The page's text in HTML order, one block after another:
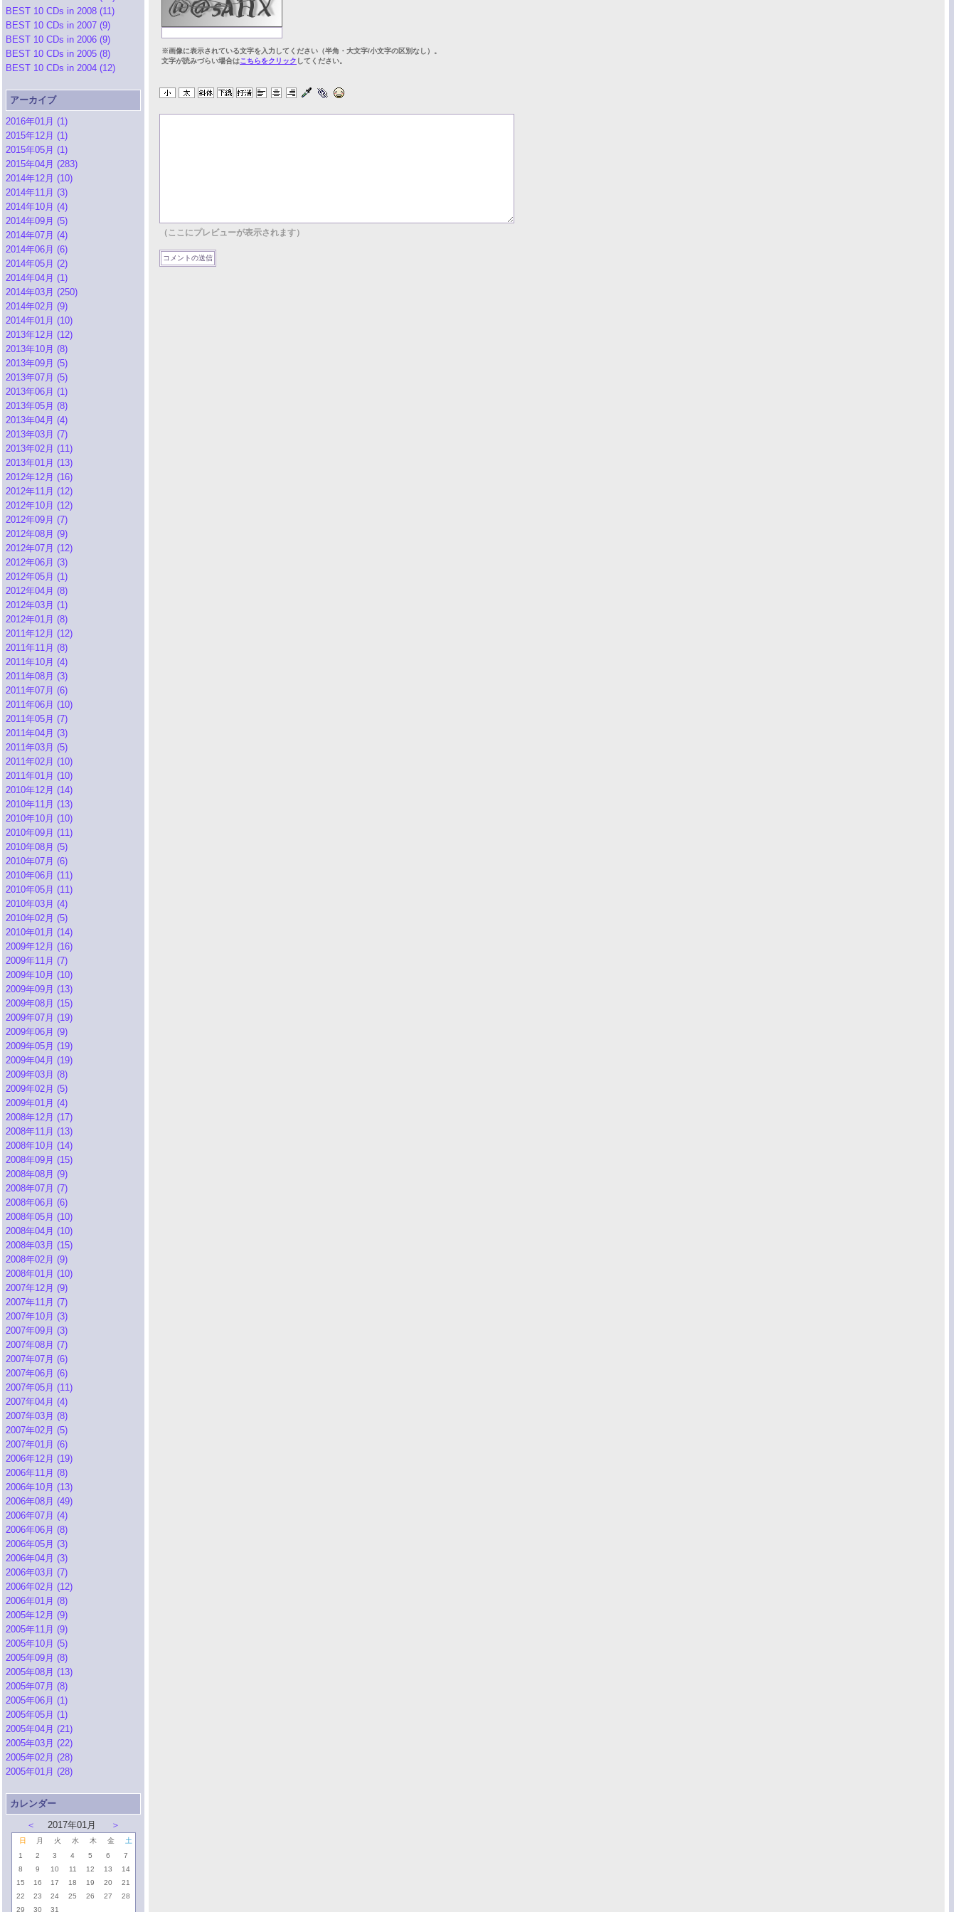
BEST 10 CDs in 2008 (11)
BEST 10 CDs in 2007 (9)
BEST 10 CDs in 2006 (9)
BEST 10 CDs in 2005 (8)
BEST 10 CDs in 2004 (12)
アーカイブ
2016年01月 (1)
2015年12月 (1)
2015年05月 (1)
2015年04月 (283)
2014年12月 (10)
2014年11月 (3)
2014年10月 (4)
2014年09月 (5)
2014年07月 (4)
2014年06月 (6)
2014年05月 (2)
2014年04月 (1)
2014年03月 (250)
2014年02月 (9)
2014年01月 (10)
2013年12月 (12)
2013年10月 (8)
2013年09月 (5)
2013年07月 (5)
2013年06月 (1)
2013年05月 (8)
2013年04月 (4)
2013年03月 (7)
2013年02月 (11)
2013年01月 (13)
2012年12月 (16)
2012年11月 (12)
2012年10月 (12)
2012年09月 (7)
2012年08月 (9)
2012年07月 (12)
2012年06月 (3)
2012年05月 (1)
2012年04月 (8)
2012年03月 (1)
2012年01月 (8)
2011年12月 (12)
2011年11月 (8)
2011年10月 (4)
2011年08月 (3)
2011年07月 (6)
2011年06月 (10)
2011年05月 (7)
2011年04月 (3)
2011年03月 (5)
2011年02月 (10)
2011年01月 (10)
2010年12月 (14)
2010年11月 (13)
2010年10月 (10)
2010年09月 (11)
2010年08月 (5)
2010年07月 (6)
2010年06月 (11)
2010年05月 (11)
2010年03月 (4)
2010年02月 (5)
2010年01月 (14)
2009年12月 (16)
2009年11月 (7)
2009年10月 (10)
2009年09月 (13)
2009年08月 (15)
2009年07月 (19)
2009年06月 (9)
2009年05月 (19)
2009年04月 (19)
2009年03月 (8)
2009年02月 (5)
2009年01月 (4)
2008年12月 (17)
2008年11月 (13)
2008年10月 (14)
2008年09月 (15)
2008年08月 (9)
2008年07月 (7)
2008年06月 (6)
2008年05月 (10)
2008年04月 (10)
2008年03月 (15)
2008年02月 (9)
2008年01月 (10)
2007年12月 (9)
2007年11月 (7)
2007年10月 (3)
2007年09月 (3)
2007年08月 (7)
2007年07月 (6)
2007年06月 (6)
2007年05月 (11)
2007年04月 (4)
2007年03月 (8)
2007年02月 (5)
2007年01月 (6)
2006年12月 (19)
2006年11月 (8)
2006年10月 (13)
2006年08月 (49)
2006年07月 (4)
2006年06月 (8)
2006年05月 (3)
2006年04月 (3)
2006年03月 (7)
2006年02月 (12)
2006年01月 (8)
2005年12月 (9)
2005年11月 (9)
2005年10月 (5)
2005年09月 (8)
2005年08月 (13)
2005年07月 (8)
2005年06月 (1)
2005年05月 (1)
2005年04月 (21)
2005年03月 (22)
2005年02月 (28)
2005年01月 (28)
カレンダー
＜
2017年01月 ＞
日 月 火 水 木 金
土
1
2 3 4 5 6
7
8
9 10 11 12 13
14
15
16 17 18 19 20
21
22
23 24 25 26 27
28
29
30 31
※画像に表示されている文字を入力してください（半角・大文字/小文字の区別なし）。
文字が読みづらい場合はこちらをクリック してください。
（ここにプレビューが表示されます）